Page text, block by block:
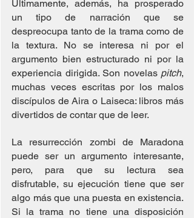
Últimamente, además, ha prosperado
un tipo de narración que se
despreocupa tanto de la trama como de
la textura. No se interesa ni por el
argumento bien estructurado ni por la
experiencia dirigida. Son novelas pitch,
muchas veces escritas por los malos
discípulos de Aira o Laiseca: libros más
divertidos de contar que de leer.
La resurrección zombi de Maradona
puede ser un argumento interesante,
pero, para que su lectura sea
disfrutable, su ejecución tiene que ser
algo más que una puesta en existencia.
Si la trama no tiene una disposición